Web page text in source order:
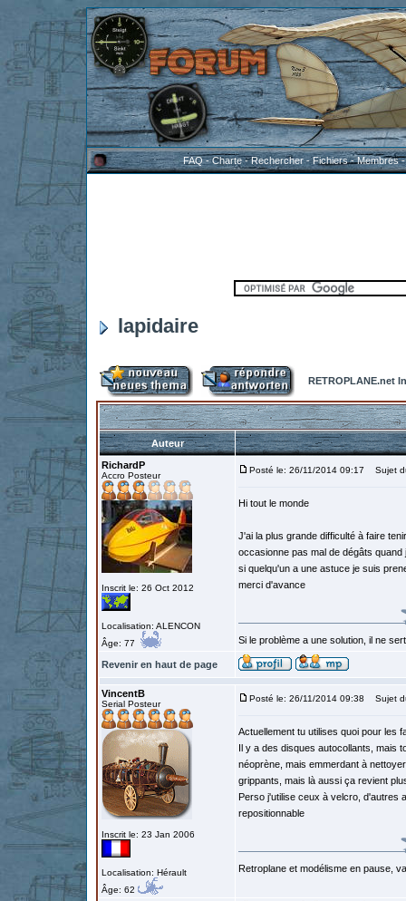
FAQ-Charte-Rechercher-Fichiers-Membres
lapidaire
RETROPLANE.net
Auteur
RichardP
Accro Posteur
Inscrit le: 26 Oct 2012
Localisation: ALENCON
Âge: 77
Posté le: 26/11/2014 09:17 Sujet
Hi tout le monde
J'ai la plus grande difficulté à faire
occasionne pas mal de dégâts
si quelqu'un a une astuce je suis
merci d'avance
Si le problème a une solution, il ne
Revenir en haut de page
VincentB
Serial Posteur
Inscrit le: 23 Jan 2006
Localisation: Hérault
Âge: 62
Posté le: 26/11/2014 09:38 Sujet
Actuellement tu utilises quoi pour les
Il y a des disques autocollants, mais
néoprène, mais emmerdant à
grippants, mais là aussi ça revient
Perso j'utilise ceux à velcro, d'autres
repositionnable
Retroplane et modélisme en pause,